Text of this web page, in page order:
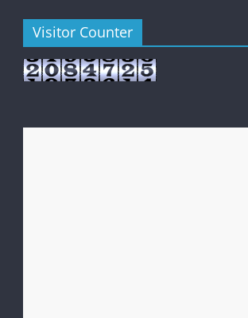
Visitor Counter